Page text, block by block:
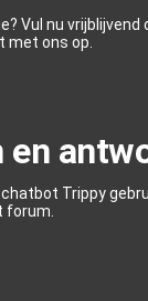
nu vrijblijvend
met ons op.
en
Trippy
forum.